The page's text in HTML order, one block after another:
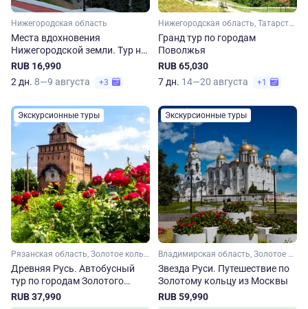
Нижегородская область
Места вдохновения
Нижегородской земли. Тур на
выходные из Москвы
RUB 16,990
2 дн. 8—9 августа +3
Нижегородская область, Татарстан, Марий Эл, Чувашия
Гранд тур по городам
Поволжья
RUB 65,030
7 дн. 14—20 августа +1
Экскурсионные туры
Рязанская область, Золотое кольцо, Владимирская область, Нижегородская область, Малое Золотое кольцо, Московская область
Древняя Русь. Автобусный
тур по городам Золотого
кольца
RUB 37,990
Экскурсионные туры
Владимирская область, Золотое кольцо, Рязанская область, Нижегородская область, Костромская область, Ярославская область, Малое Золотое кольцо, Московская область, Ивановская область
Звезда Руси. Путешествие по
Золотому кольцу из Москвы
RUB 59,990